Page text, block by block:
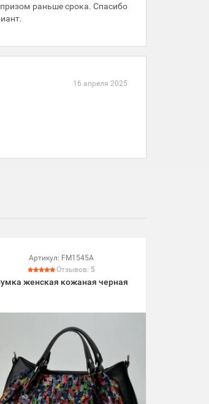
раньше срока. Спасибо
16 апреля 2025
Артикул: FM1545A
Отзывов: 5
женская кожаная черная